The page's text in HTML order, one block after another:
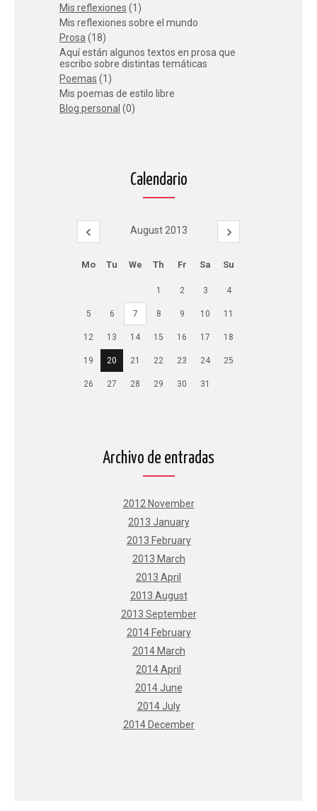
Mis reflexiones (1)
Mis reflexiones sobre el mundo
Prosa (18)
Aquí están algunos textos en prosa que
escribo sobre distintas temáticas
Poemas (1)
Mis poemas de estilo libre
Blog personal (0)
Calendario
August 2013
Mo Tu We Th Fr Sa Su
1 2 3 4
5 6 7 8 9 10 11
12 13 14 15 16 17 18
19 20 21 22 23 24 25
26 27 28 29 30 31
Archivo de entradas
2012 November
2013 January
2013 February
2013 March
2013 April
2013 August
2013 September
2014 February
2014 March
2014 April
2014 June
2014 July
2014 December